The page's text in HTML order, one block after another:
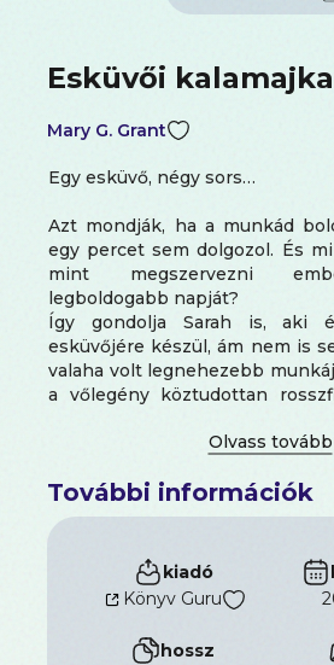
Esküvői kalamajka
Mary G. Grant
Egy esküvő, négy sors…
Azt mondják, ha a munkád
egy percet sem dolgozol. És
mint megszervezni
legboldogabb napját?
Így gondolja Sarah is, aki
esküvőjére készül, ám nem is
valaha volt legnehezebb
a vőlegény köztudottan
az esküvőt. Sarah barátnői
esküvőt megmentse a
Mindeközben észre sem
kalamajka mekkora változásokat
További információk
kiadó
Könyv Guru
hossz